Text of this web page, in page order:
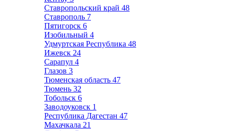
Ставропольский край 48
Ставрополь 7
Пятигорск 6
Изобильный 4
Удмуртская Республика 48
Ижевск 24
Сарапул 4
Глазов 3
Тюменская область 47
Тюмень 32
Тобольск 6
Заводоуковск 1
Республика Дагестан 47
Махачкала 21